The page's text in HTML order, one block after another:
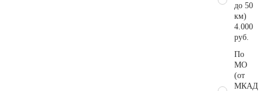
до 50
км)
4.000
руб.
По
МО
(от
МКАД